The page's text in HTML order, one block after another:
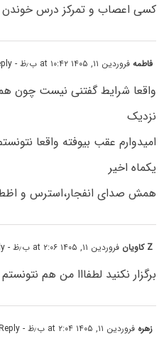
کسی اعصاب و تمرکز درس خوندن
فاطمهفروردین ۱۱, ۱۴۰۵ at ۱۰:۴۲ ب٫ظ - Reply
واقعا شرایط گفتنی نیست چون
نزدیک
امیدوارم عقب بیوفته واقعا
یکماه اخیر
همش صدای انفجار،استرس و
Z کاویان فروردین ۱۱, ۱۴۰۵ at ۲:۰۶ ب٫ظ - Reply
برگزار نکنید لطفااا من هم
زهره فروردین ۱۱, ۱۴۰۵ at ۲:۰۴ ب٫ظ - Reply